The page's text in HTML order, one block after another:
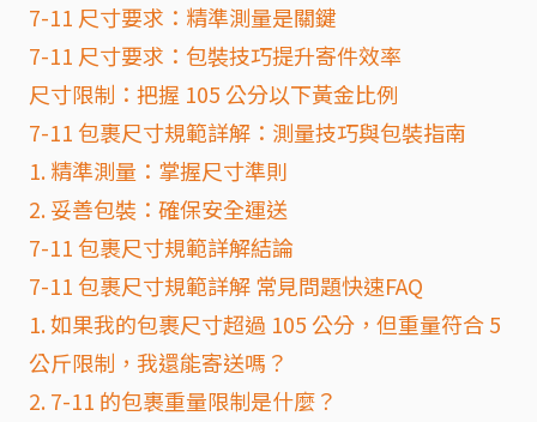
7-11 尺寸要求：精準測量是關鍵
7-11 尺寸要求：包裝技巧提升寄件效率
尺寸限制：把握 105 公分以下黃金比例
7-11 包裹尺寸規範詳解：測量技巧與包裝指南
1. 精準測量：掌握尺寸準則
2. 妥善包裝：確保安全運送
7-11 包裹尺寸規範詳解結論
7-11 包裹尺寸規範詳解 常見問題快速FAQ
1. 如果我的包裹尺寸超過 105 公分，但重量符合 5
公斤限制，我還能寄送嗎？
2. 7-11 的包裹重量限制是什麼？